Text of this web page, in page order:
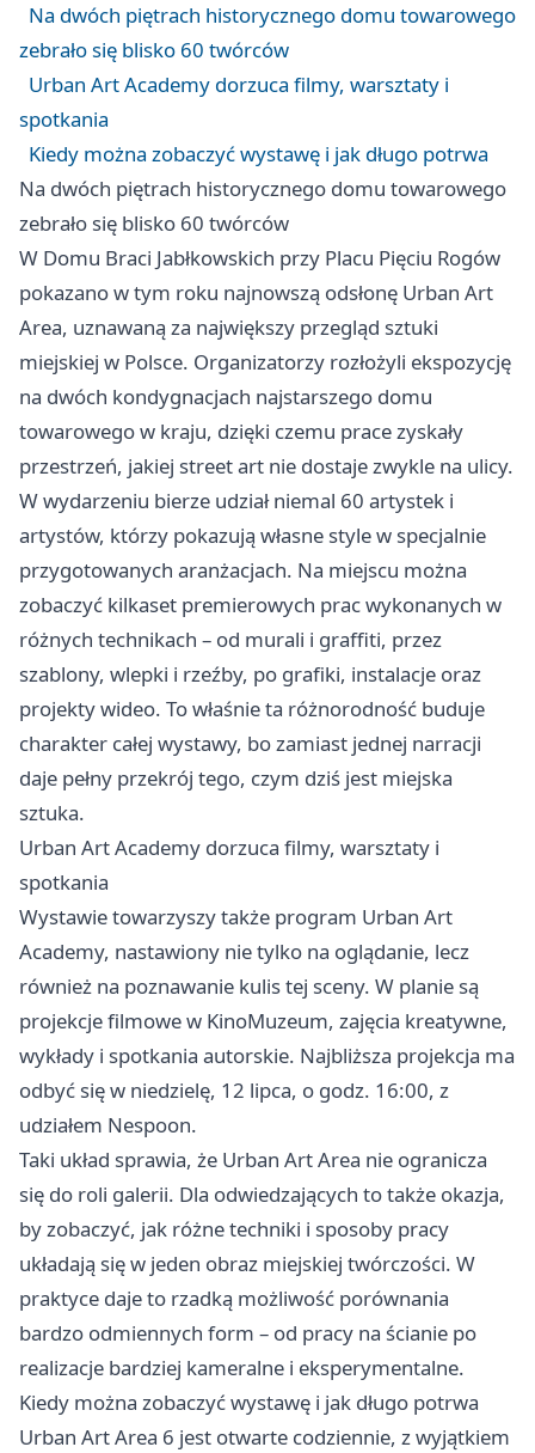
Na dwóch piętrach historycznego domu towarowego
zebrało się blisko 60 twórców
Urban Art Academy dorzuca filmy, warsztaty i
spotkania
Kiedy można zobaczyć wystawę i jak długo potrwa
Na dwóch piętrach historycznego domu towarowego
zebrało się blisko 60 twórców
W Domu Braci Jabłkowskich przy Placu Pięciu Rogów
pokazano w tym roku najnowszą odsłonę Urban Art
Area, uznawaną za największy przegląd sztuki
miejskiej w Polsce. Organizatorzy rozłożyli ekspozycję
na dwóch kondygnacjach najstarszego domu
towarowego w kraju, dzięki czemu prace zyskały
przestrzeń, jakiej street art nie dostaje zwykle na ulicy.
W wydarzeniu bierze udział niemal 60 artystek i
artystów, którzy pokazują własne style w specjalnie
przygotowanych aranżacjach. Na miejscu można
zobaczyć kilkaset premierowych prac wykonanych w
różnych technikach – od murali i graffiti, przez
szablony, wlepki i rzeźby, po grafiki, instalacje oraz
projekty wideo. To właśnie ta różnorodność buduje
charakter całej wystawy, bo zamiast jednej narracji
daje pełny przekrój tego, czym dziś jest miejska
sztuka.
Urban Art Academy dorzuca filmy, warsztaty i
spotkania
Wystawie towarzyszy także program Urban Art
Academy, nastawiony nie tylko na oglądanie, lecz
również na poznawanie kulis tej sceny. W planie są
projekcje filmowe w KinoMuzeum, zajęcia kreatywne,
wykłady i spotkania autorskie. Najbliższa projekcja ma
odbyć się w niedzielę, 12 lipca, o godz. 16:00, z
udziałem Nespoon.
Taki układ sprawia, że Urban Art Area nie ogranicza
się do roli galerii. Dla odwiedzających to także okazja,
by zobaczyć, jak różne techniki i sposoby pracy
układają się w jeden obraz miejskiej twórczości. W
praktyce daje to rzadką możliwość porównania
bardzo odmiennych form – od pracy na ścianie po
realizacje bardziej kameralne i eksperymentalne.
Kiedy można zobaczyć wystawę i jak długo potrwa
Urban Art Area 6 jest otwarte codziennie, z wyjątkiem